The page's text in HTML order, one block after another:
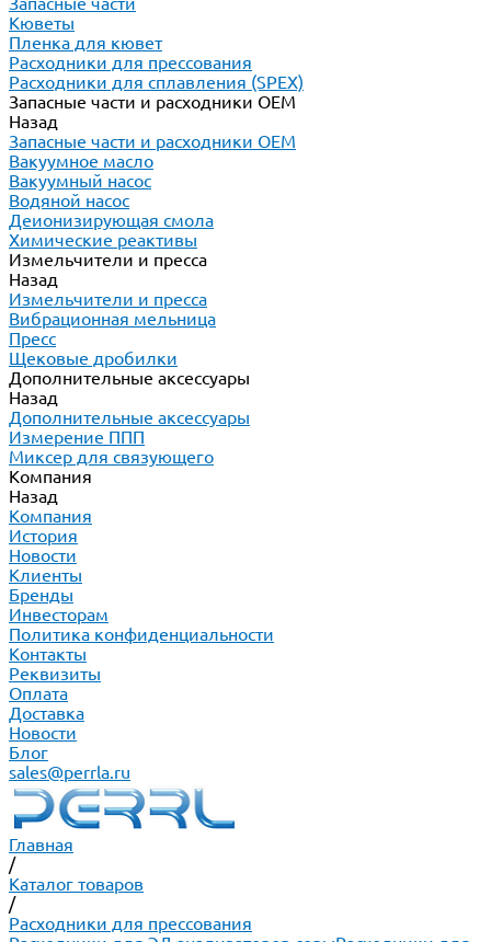
Кюветы
Пленка для кювет
Расходники для прессования
Расходники для сплавления (SPEX)
Запасные части и расходники ОЕМ
Назад
Запасные части и расходники ОЕМ
Вакуумное масло
Вакуумный насос
Водяной насос
Деионизирующая смола
Химические реактивы
Измельчители и пресса
Назад
Измельчители и пресса
Вибрационная мельница
Пресс
Щековые дробилки
Дополнительные аксессуары
Назад
Дополнительные аксессуары
Измерение ППП
Миксер для связующего
Компания
Назад
Компания
История
Новости
Клиенты
Бренды
Инвесторам
Политика конфиденциальности
Контакты
Реквизиты
Оплата
Доставка
Новости
Блог
sales@perrla.ru
Главная
/
Каталог товаров
/
Расходники для прессования